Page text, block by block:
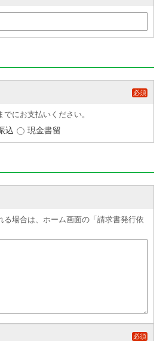
必須
にお支払いください。
込 現金書留
場合は、ホーム画面の「請求書発行依
必須